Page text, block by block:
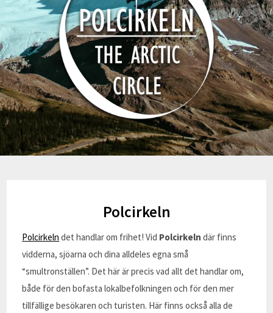
Polcirkeln
Polcirkeln det handlar om frihet! Vid Polcirkeln där finns
vidderna, sjöarna och dina alldeles egna små
“smultronställen”. Det här är precis vad allt det handlar om,
både för den bofasta lokalbefolkningen och för den mer
tillfällige besökaren och turisten. Här finns också alla de